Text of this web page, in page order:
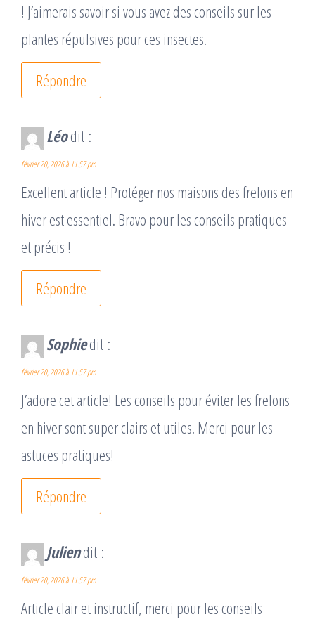
! J’aimerais savoir si vous avez des conseils sur les
plantes répulsives pour ces insectes.
Répondre
Léodit :
février 20, 2026 à 11:57 pm
Excellent article ! Protéger nos maisons des frelons en
hiver est essentiel. Bravo pour les conseils pratiques
et précis !
Répondre
Sophiedit :
février 20, 2026 à 11:57 pm
J’adore cet article! Les conseils pour éviter les frelons
en hiver sont super clairs et utiles. Merci pour les
astuces pratiques!
Répondre
Juliendit :
février 20, 2026 à 11:57 pm
Article clair et instructif, merci pour les conseils